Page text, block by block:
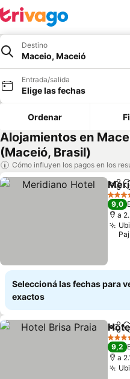
Destino
Maceio, Maceió
Entrada/salida
Elige las fechas
Ordenar
Alojamientos en
(Maceió, Brasil)
Cómo influyen los pagos en los
5
9,0
a
Seleccioná las fechas para
exactos
4
9,2
a